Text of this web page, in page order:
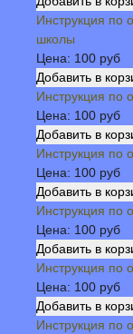
Инструкция по
школы
Цена: 100 руб
Инструкция по
Цена: 100 руб
Инструкция по
Цена: 100 руб
Инструкция по
Цена: 100 руб
Инструкция по
Цена: 100 руб
Инструкция по